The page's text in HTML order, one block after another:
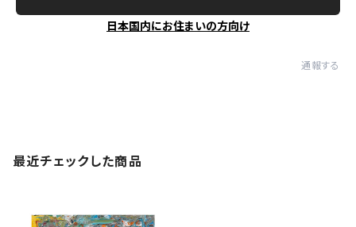
日本国内にお住まいの方向け
通報する
最近チェックした商品